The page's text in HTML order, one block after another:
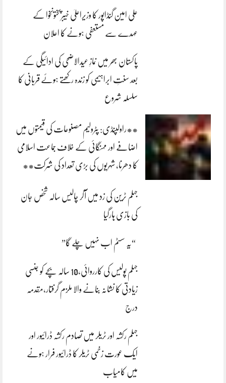
علی امین گنڈاپور کا وزیراعلیٰ خیبرپختونخوا کے
عہدے سے مستعفی ہونے کا اعلان
پاکستان بھر میں نمازِ عیدالاضحی کی ادائیگی کے
بعد سنتِ ابراہیمی کو زندہ رکھتے ہوئے قربانی کا
سلسلہ شروع
**راولپنڈی: پٹرولیم مصنوعات کی قیمتوں میں
اضافے اور مہنگائی کے خلاف جماعت اسلامی
کا دھرنا، شہریوں کی بڑی تعداد کی شرکت**
جہلم ٹرین کی زد میں آکر چالیس سالہ شخص جان
کی بازی ہارگیا
“یہ سسٹم اب نہیں چلے گا”
جہلم پولیس کی کارروائی،10 سالہ بچے کو جنسی
زیادتی کا نشانہ بنانے والا ملزم گرفتار،مقدمہ
درج
جہلم رکشہ اور ٹریلر میں تصادم رکشہ ڈرائیور اور
ایک عورت زخمی ٹریلر کا ڈرائیور فرار ہونے
میں کامیاب